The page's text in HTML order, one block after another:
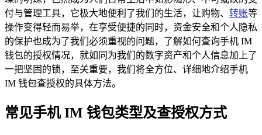
付与管理工具，它极大地便利了我们的生活，让购物、 转账等
操作变得轻而易举，在享受便捷的同时，资金安全和个人隐私
的保护也成为了我们必须重视的问题，了解如何查询手机 IM
钱包的授权情况，就如同为我们的数字资产和个人信息加上了
一把坚固的锁，至关重要，我们将全方位、详细地介绍手机
IM 钱包查授权的具体方法。
常见手机 IM 钱包类型及查授权方式